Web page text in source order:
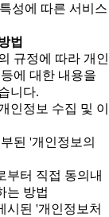
성에 따른 서비스
법
규정에 따라 개인
에 대한 내용을
니다.
인정보 수집 및 이
된 '개인정보의
부터 직접 동의내
는 방법
시된 '개인정보처